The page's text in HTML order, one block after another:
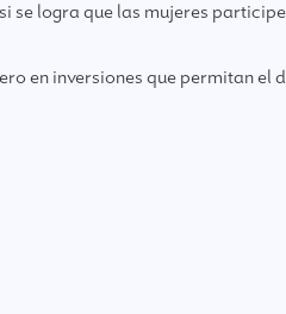
logra que las mujeres
en inversiones que permitan